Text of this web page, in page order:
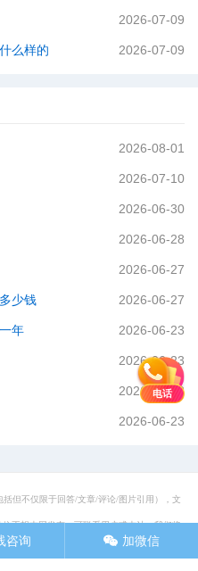
2026-07-09
么样的 2026-07-09
2026-08-01
2026-07-10
2026-06-30
2026-06-28
2026-06-27
少钱 2026-06-27
年 2026-06-23
2026-06-23
2026-06-23
2026-06-23
但不仅限于回答/文章/评论/图片引用），文
不想本网发布，可联系用户或本站，我们将
网站地图
咨询 󦘑 加微信
电话